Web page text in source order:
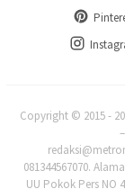
Copyright © 2015 -
081344567070.
UU Pokok Pers NO